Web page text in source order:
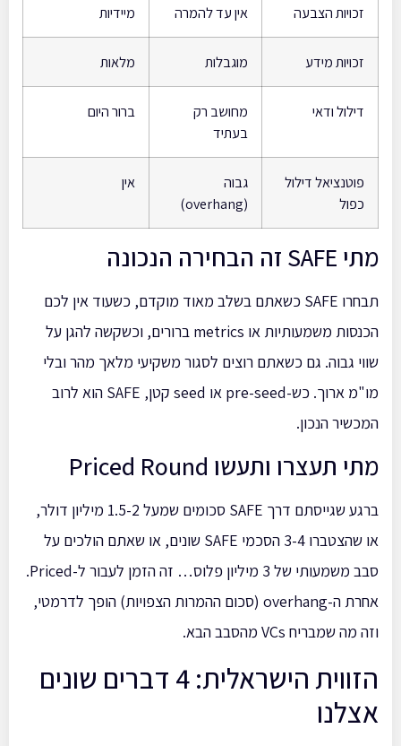
זכויות הצבעה אין עד להמרה מיידיות
זכויות מידע מוגבלות מלאות
דילול ודאי
מחושב רק
בעתיד
ברור היום
פוטנציאל דילול
כפול
גבוה
(overhang)
אין
מתי SAFE זה הבחירה הנכונה
תבחרו SAFE כשאתם בשלב מאוד מוקדם, כשעוד אין לכם
הכנסות משמעותיות או metrics ברורים, וכשקשה להגן על
שווי גבוה. גם כשאתם רוצים לסגור משקיעי מלאך מהר ובלי
מו"מ ארוך. כש-pre-seed או seed קטן, SAFE הוא לרוב
המכשיר הנכון.
מתי תעצרו ותעשו Priced Round
ברגע שגייסתם דרך SAFE סכומים שמעל 1.5-2 מיליון דולר,
או שהצטברו 3-4 הסכמי SAFE שונים, או שאתם הולכים על
סבב משמעותי של 3 מיליון פלוס… זה הזמן לעבור ל-Priced.
אחרת ה-overhang (סכום ההמרות הצפויות) הופך לדרמטי,
וזה מה שמבריח VCs מהסבב הבא.
הזווית הישראלית: 4 דברים שונים
אצלנו